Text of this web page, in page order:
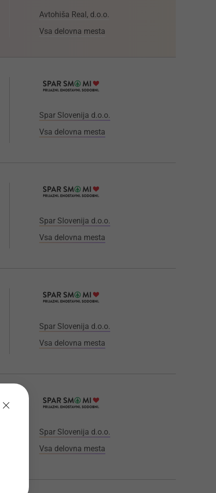
Avtohiša Real, d.o.o.
Vsa delovna mesta
Spar Slovenija d.o.o.
Vsa delovna mesta
Spar Slovenija d.o.o.
Vsa delovna mesta
Spar Slovenija d.o.o.
Vsa delovna mesta
Spar Slovenija d.o.o.
Vsa delovna mesta